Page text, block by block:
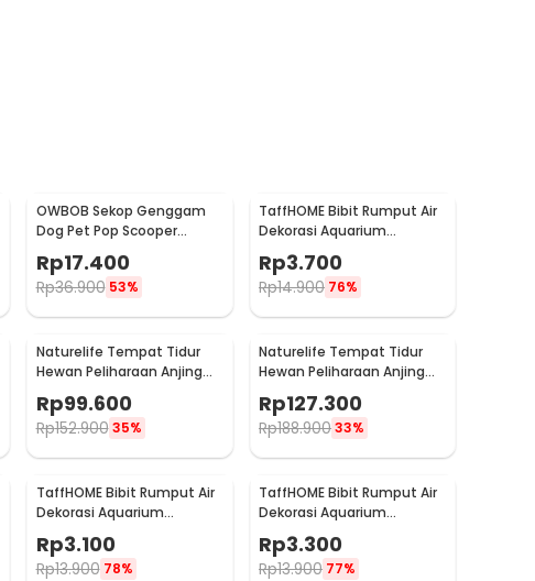
OWBOB Sekop Genggam
Dog Pet Pop Scooper
Rp17.400
Rp36.900 53%
TaffHOME Bibit Rumput Air
Dekorasi Aquarium
Landscape Ornament -
H0027
Rp3.700
Rp14.900 76%
Naturelife Tempat Tidur
Hewan Peliharaan Anjing
Kucing Pet Dog Bed Size XL
- NR884
Rp99.600
Rp152.900 35%
Naturelife Tempat Tidur
Hewan Peliharaan Anjing
Kucing Pet Dog Bed Size
XXL - NR884
Rp127.300
Rp188.90033%
TaffHOME Bibit Rumput Air
Dekorasi Aquarium
Landscape Ornament 10g
Lucky Clover - H0027
Rp3.100
Rp13.900 78%
TaffHOME Bibit Rumput Air
Dekorasi Aquarium
Landscape Ornament 10g
Small Fescue - H0027
Rp3.300
Rp13.900 77%